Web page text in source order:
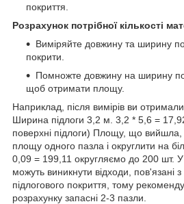
покриття.
Розрахунок потрібної кількості
Виміряйте довжину та ширину
покрити.
Помножте довжину на ширину
щоб отримати площу.
Наприклад, після вимірів ви
Ширина підлоги 3,2 м. 3,2 * 5,6 =
поверхні підлоги) Площу, що вийшла,
площу одного пазла і округлити на
0,09 = 199,11 округляємо до 200 шт.
можуть виникнути відходи, пов'язані з
підлогового покриття, тому
розрахунку запасні 2-3 пазли.